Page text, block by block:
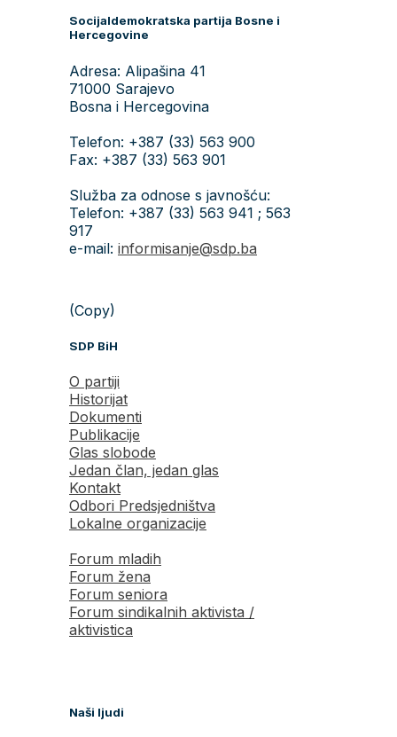
Socijaldemokratska partija Bosne i
Hercegovine
Adresa: Alipašina 41
71000 Sarajevo
Bosna i Hercegovina
Telefon: +387 (33) 563 900
Fax: +387 (33) 563 901
Služba za odnose s javnošću:
Telefon: +387 (33) 563 941 ; 563
917
e-mail: informisanje@sdp.ba
(Copy)
SDP BiH
O partiji
Historijat
Dokumenti
Publikacije
Glas slobode
Jedan član, jedan glas
Kontakt
Odbori Predsjedništva
Lokalne organizacije
Forum mladih
Forum žena
Forum seniora
Forum sindikalnih aktivista /
aktivistica
Naši ljudi